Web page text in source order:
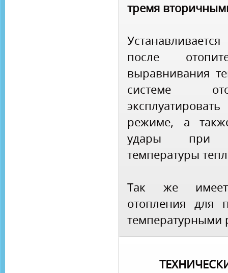
тремя
после
выравнивания
системе
режиме, а
удары при
температуры
Так же имеет
отопления для